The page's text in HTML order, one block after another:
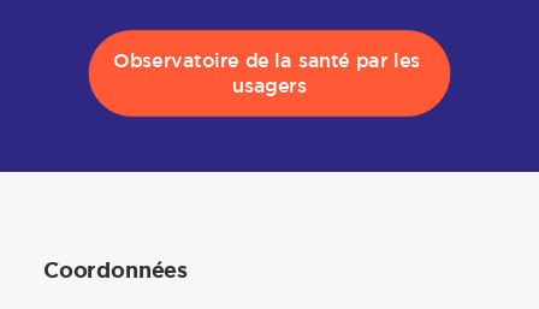
Observatoire de la santé par les
usagers
Coordonnées